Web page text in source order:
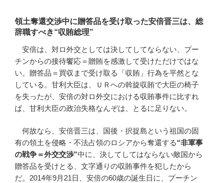
領土奪還交渉中に贈答品を受け取った安倍晋三は、総
辞職すべき“収賄総理”
安倍は、対ロ外交としては決してしてならない、プー
チンからの接待饗応＝贈賄を感激して受けただけではな
い。贈答品＝買収まで受け取る「収賄」行為を平然とな
している。甘利大臣は、ＵＲへの斡旋収賄で大臣の椅子
を失ったが、安倍の対ロ外交における収賄事件に比すれ
ば、甘利大臣の政治失格なんぞは、とるに足りない。
何故なら、安倍晋三は、国後・択捉島という祖国の固
有の領土を侵略・不法占領のロシアから奪還する“非軍事
の戦争＝外交交渉”中に、決してしてはならない敵国から
贈答品を受けとる、文字通りの収賄事件を犯したから
だ。2014年9月21日、安倍の60歳の誕生日に、プーチン